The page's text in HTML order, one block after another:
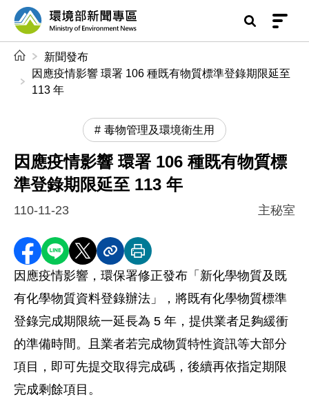
前往中央內容區塊
環境部新聞專區
新聞發布
因應疫情影響 環署 106 種既有物質標準登錄期限延至
113 年
毒物管理及環境衛生用
因應疫情影響 環署 106 種既有物質標
準登錄期限延至 113 年
110-11-23 主秘室
分享至 Facebook
分享到 LINE
分享到 X分享內容連結
列印本頁
因應疫情影響，環保署修正發布「新化學物質及既
有化學物質資料登錄辦法」，將既有化學物質標準
登錄完成期限統一延長為 5 年，提供業者足夠緩衝
的準備時間。且業者若完成物質特性資訊等大部分
項目，即可先提交取得完成碼，後續再依指定期限
完成剩餘項目。